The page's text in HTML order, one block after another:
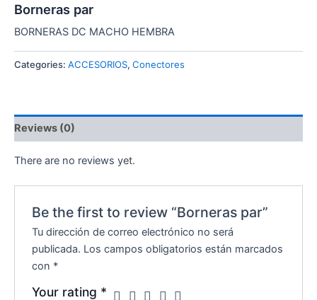
Borneras par
BORNERAS DC MACHO HEMBRA
Categories: ACCESORIOS, Conectores
Reviews (0)
There are no reviews yet.
Be the first to review “Borneras par”
Tu dirección de correo electrónico no será
publicada. Los campos obligatorios están marcados
con *
Your rating *